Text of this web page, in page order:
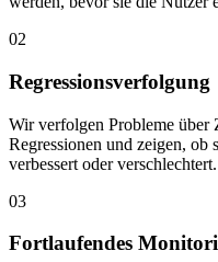
02
Regressionsverfolgung
Wir verfolgen Probleme über
Regressionen und zeigen,
verbessert oder verschlechtert.
03
Fortlaufendes